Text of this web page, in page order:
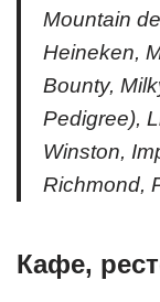
Mountain
Heineken,
Bounty,
Pedigree),
Winston,
Richmond,
Кафе,